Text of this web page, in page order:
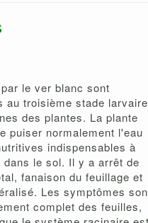
le ver blanc sont
au troisième stade larvaire
des plantes. La plante
puiser normalement l'eau
indispensables à
dans le sol. Il y a arrêt de
fanaison du feuillage et
Les symptômes
complet des feuilles,